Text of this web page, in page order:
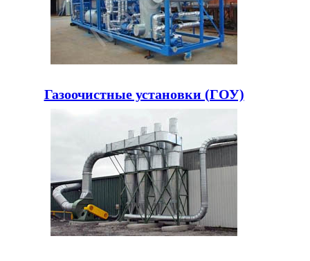
Газоочистные установки (ГОУ)